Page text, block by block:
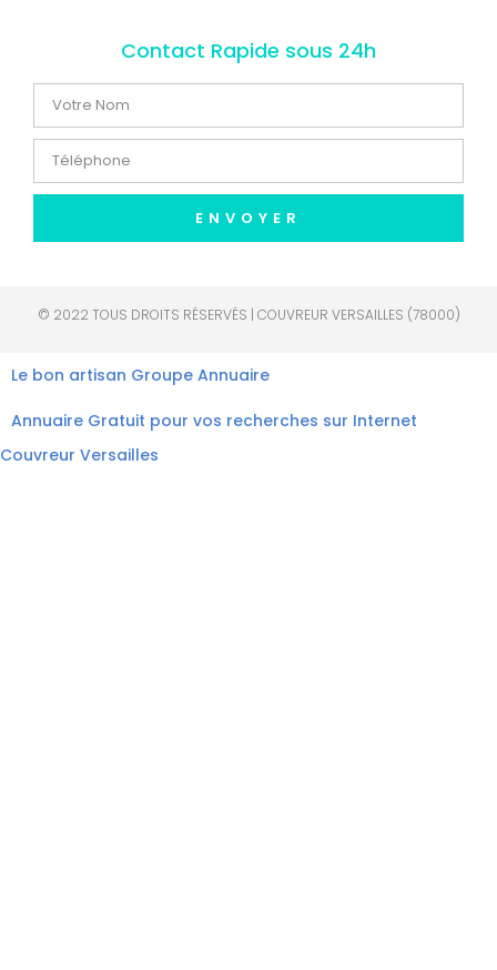
Contact Rapide sous 24h
ENVOYER
© 2022 TOUS DROITS RÉSERVÉS | COUVREUR VERSAILLES (78000)
Le bon artisan Groupe Annuaire
Annuaire Gratuit pour vos recherches sur Internet
Couvreur Versailles